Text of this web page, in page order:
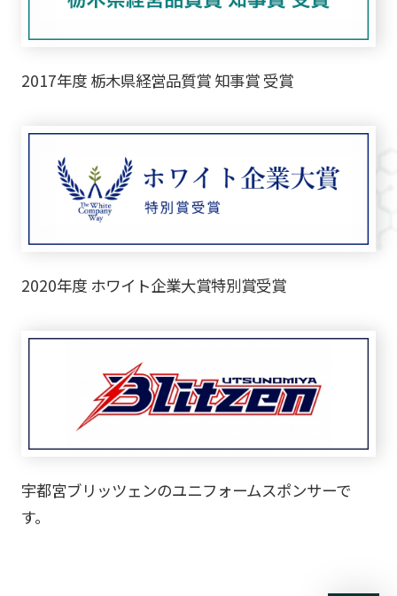
2017年度 栃木県経営品質賞 知事賞 受賞
2020年度 ホワイト企業大賞特別賞受賞
宇都宮ブリッツェンのユニフォームスポンサーで
す。